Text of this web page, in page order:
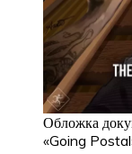
Обложка
«Going